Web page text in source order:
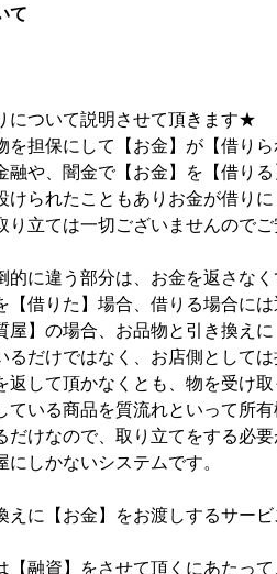
て
について説明させて頂きます★
を担保にして【お金】が【借りら
融や、闇金で【お金】を【借り
けられたこともありお金が借り
り立ては一切ございませんので
的に違う部分は、お金を返さなく
【借りた】場合、借りる場合に
屋】の場合、お品物と引き換え
るだけではなく、お店側として
返して頂かなくとも、物を受け
ている商品を質流れといって所
だけなので、取り立てをする必
にしかないシステムです。
えに【お金】をお渡しするサー
【融資】をさせて頂くにあたっ